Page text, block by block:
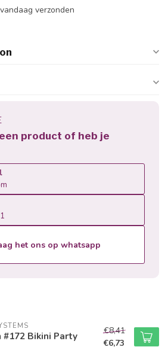
verzonden
product of heb je
het ons op whatsapp
#172 Bikini Party
€8,41
€6,73